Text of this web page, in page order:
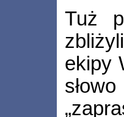
Tuż
ekipy